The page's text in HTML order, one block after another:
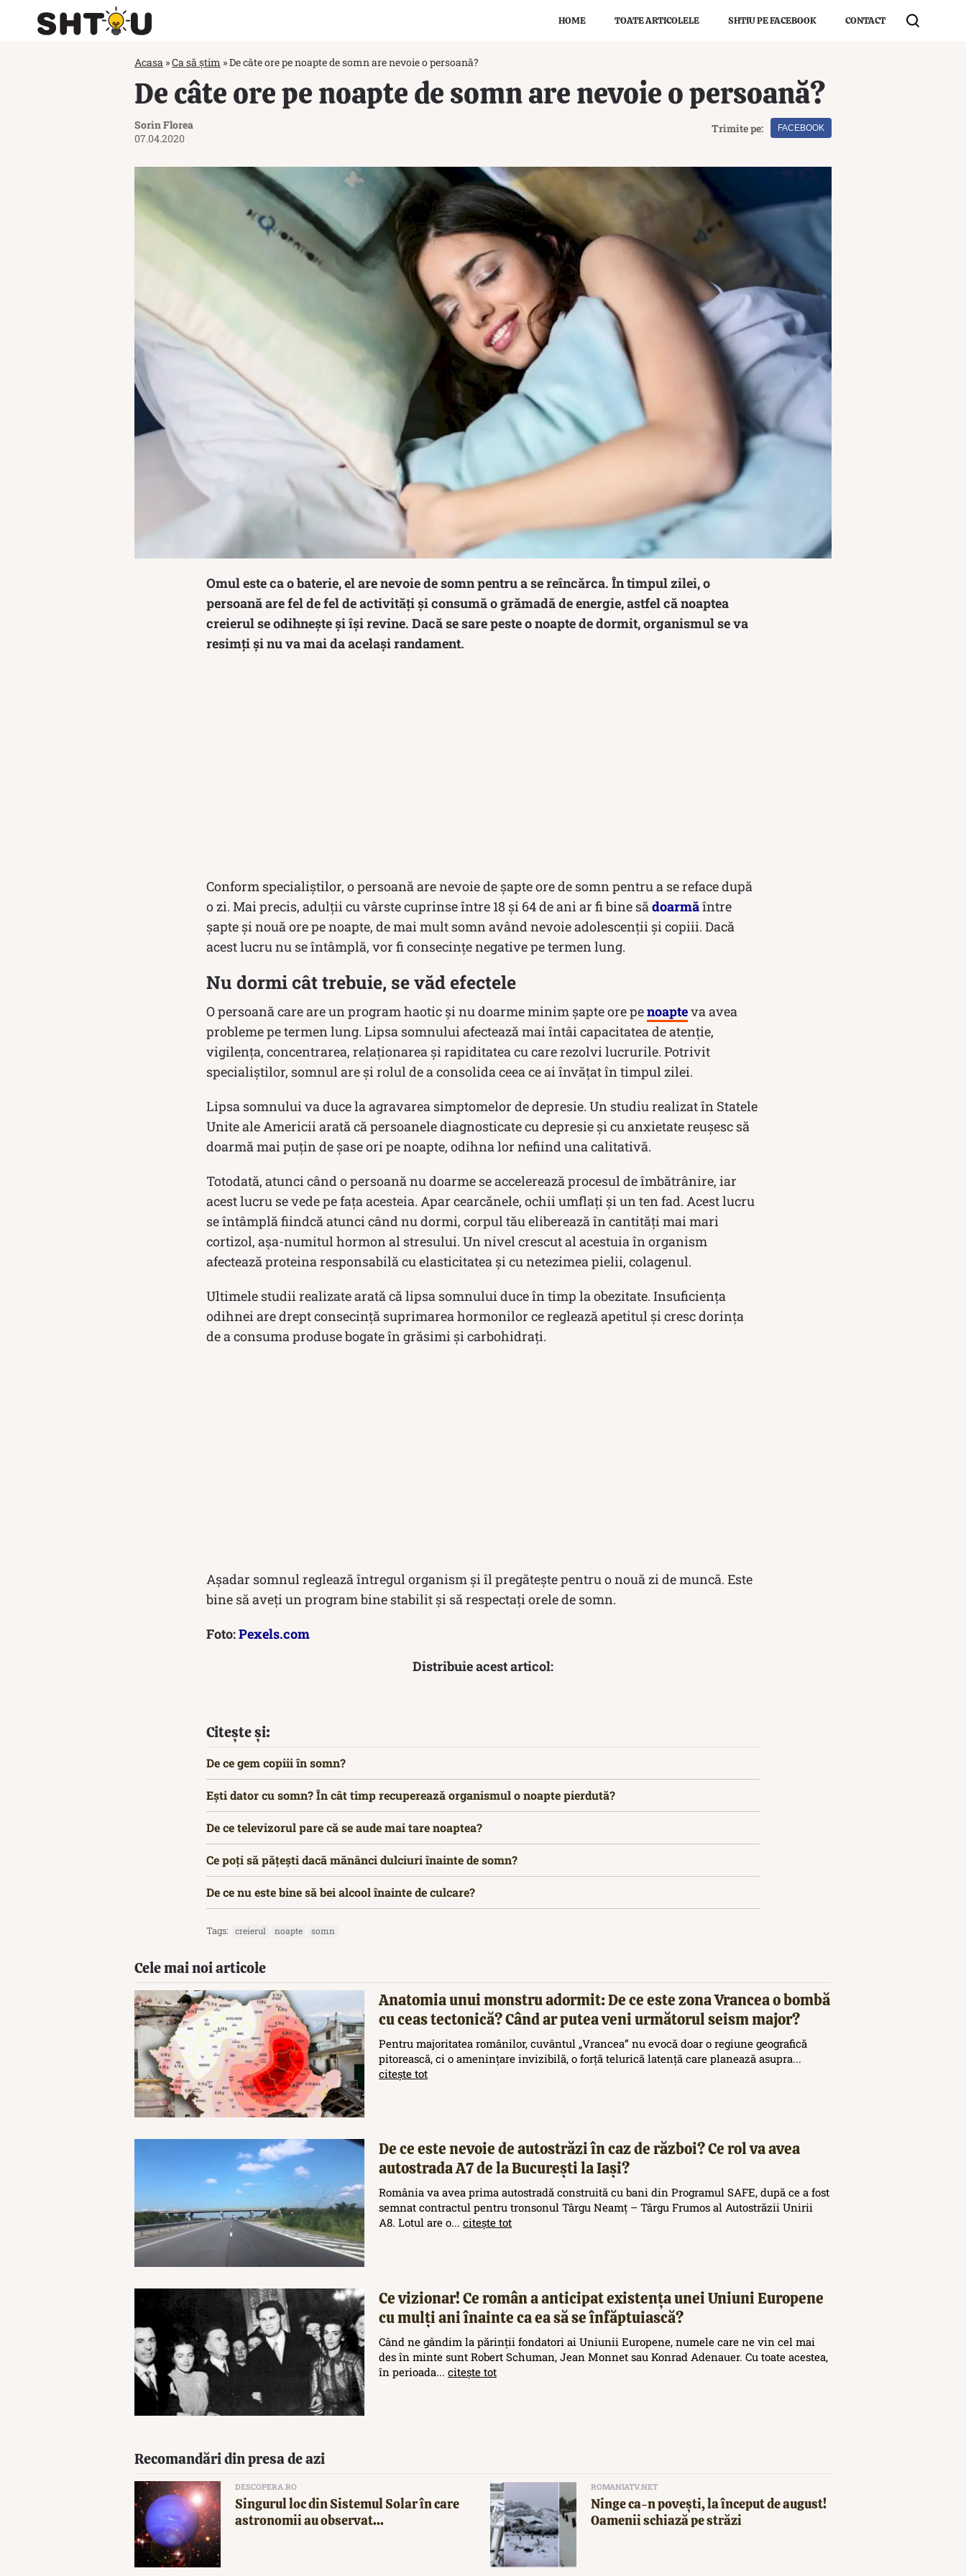
HOME TOATE ARTICOLELE SHTIU PE FACEBOOK CONTACT
Acasa »Ca să știm »De câte ore pe noapte de somn are nevoie o persoană?
De câte ore pe noapte de somn are nevoie o persoană?
Sorin Florea
07.04.2020
Trimite pe: FACEBOOK
Omul este ca o baterie, el are nevoie de somn pentru a se reîncărca. În timpul zilei, o
persoană are fel de fel de activități și consumă o grămadă de energie, astfel că noaptea
creierul se odihnește și își revine. Dacă se sare peste o noapte de dormit, organismul se va
resimți și nu va mai da același randament.
Conform specialiștilor, o persoană are nevoie de șapte ore de somn pentru a se reface după
o zi. Mai precis, adulţii cu vârste cuprinse între 18 şi 64 de ani ar fi bine sădoarmăîntre
șapte şi nouă ore pe noapte, de mai mult somn având nevoie adolescenţii şi copiii. Dacă
acest lucru nu se întâmplă, vor fi consecințe negative pe termen lung.
Nu dormi cât trebuie, se văd efectele
O persoană care are un program haotic și nu doarme minim șapte ore penoapteva avea
probleme pe termen lung. Lipsa somnului afectează mai întâi capacitatea de atenţie,
vigilenţa, concentrarea, relaţionarea şi rapiditatea cu care rezolvi lucrurile. Potrivit
specialiștilor, somnul are și rolul de a consolida ceea ce ai învățat în timpul zilei.
Lipsa somnului va duce la agravarea simptomelor de depresie. Un studiu realizat în Statele
Unite ale Americii arată că persoanele diagnosticate cu depresie şi cu anxietate reuşesc să
doarmă mai puţin de şase ori pe noapte, odihna lor nefiind una calitativă.
Totodată, atunci când o persoană nu doarme se accelerează procesul de îmbătrânire, iar
acest lucru se vede pe fața acesteia. Apar cearcănele, ochii umflați și un ten fad. Acest lucru
se întâmplă fiindcă atunci când nu dormi, corpul tău eliberează în cantităţi mai mari
cortizol, aşa-numitul hormon al stresului. Un nivel crescut al acestuia în organism
afectează proteina responsabilă cu elasticitatea şi cu netezimea pielii, colagenul.
Ultimele studii realizate arată că lipsa somnului duce în timp la obezitate. Insuficienţa
odihnei are drept consecinţă suprimarea hormonilor ce reglează apetitul şi cresc dorinţa
de a consuma produse bogate în grăsimi şi carbohidraţi.
Așadar somnul reglează întregul organism și îl pregătește pentru o nouă zi de muncă. Este
bine să aveți un program bine stabilit și să respectați orele de somn.
Foto:Pexels.com
Distribuie acest articol:
Citește și:
De ce gem copiii în somn?
Ești dator cu somn? În cât timp recuperează organismul o noapte pierdută?
De ce televizorul pare că se aude mai tare noaptea?
Ce poți să pățești dacă mănânci dulciuri înainte de somn?
De ce nu este bine să bei alcool înainte de culcare?
Tags: creierul noapte somn
Cele mai noi articole
Anatomia unui monstru adormit: De ce este zona Vrancea o bombă
cu ceas tectonică? Când ar putea veni următorul seism major?
Pentru majoritatea românilor, cuvântul „Vrancea” nu evocă doar o regiune geografică
pitorească, ci o amenințare invizibilă, o forță telurică latență care planează asupra...
citește tot
De ce este nevoie de autostrăzi în caz de război? Ce rol va avea
autostrada A7 de la București la Iași?
România va avea prima autostradă construită cu bani din Programul SAFE, după ce a fost
semnat contractul pentru tronsonul Târgu Neamț – Târgu Frumos al Autostrăzii Unirii
A8. Lotul are o... citește tot
Ce vizionar! Ce român a anticipat existența unei Uniuni Europene
cu mulți ani înainte ca ea să se înfăptuiască?
Când ne gândim la părinții fondatori ai Uniunii Europene, numele care ne vin cel mai
des în minte sunt Robert Schuman, Jean Monnet sau Konrad Adenauer. Cu toate acestea,
în perioada... citește tot
Recomandări din presa de azi
DESCOPERA.RO
Singurul loc din Sistemul Solar în care
astronomii au observat...
ROMANIATV.NET
Ninge ca-n povești, la început de august!
Oamenii schiază pe străzi